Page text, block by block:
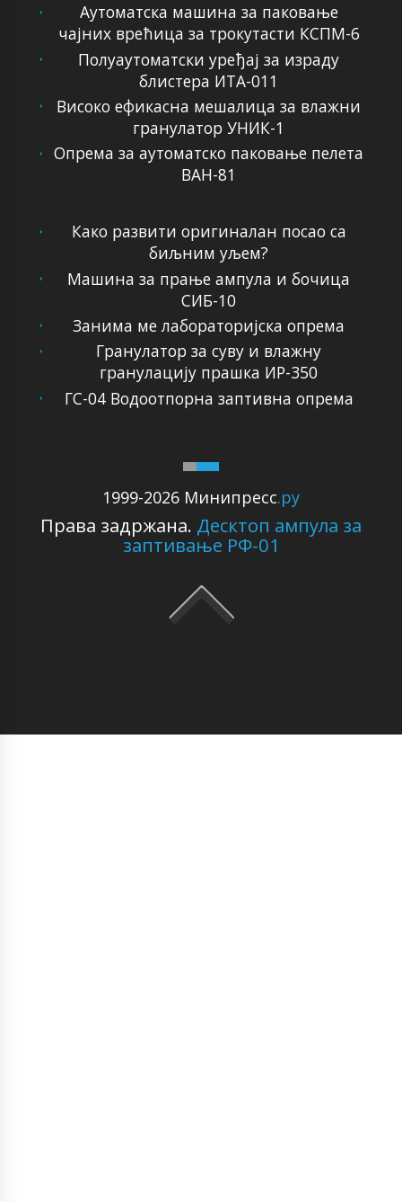
Аутоматска машина за паковање
чајних врећица за трокутасти КСПМ-6
Полуаутоматски уређај за израду
блистера ИТА-011
Високо ефикасна мешалица за влажни
гранулатор УНИК-1
Опрема за аутоматско паковање пелета
ВАН-81
1999-2026 Минипресс.ру
Права задржана. Десктоп ампула за
заптивање РФ-01
Како развити оригиналан посао са
биљним уљем?
Машина за прање ампула и бочица
СИБ-10
Занима ме лабораторијска опрема
Гранулатор за суву и влажну
гранулацију прашка ИР-350
ГС-04 Водоотпорна заптивна опрема